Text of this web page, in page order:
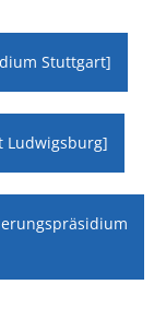
Stuttgart]
Ludwigsburg]